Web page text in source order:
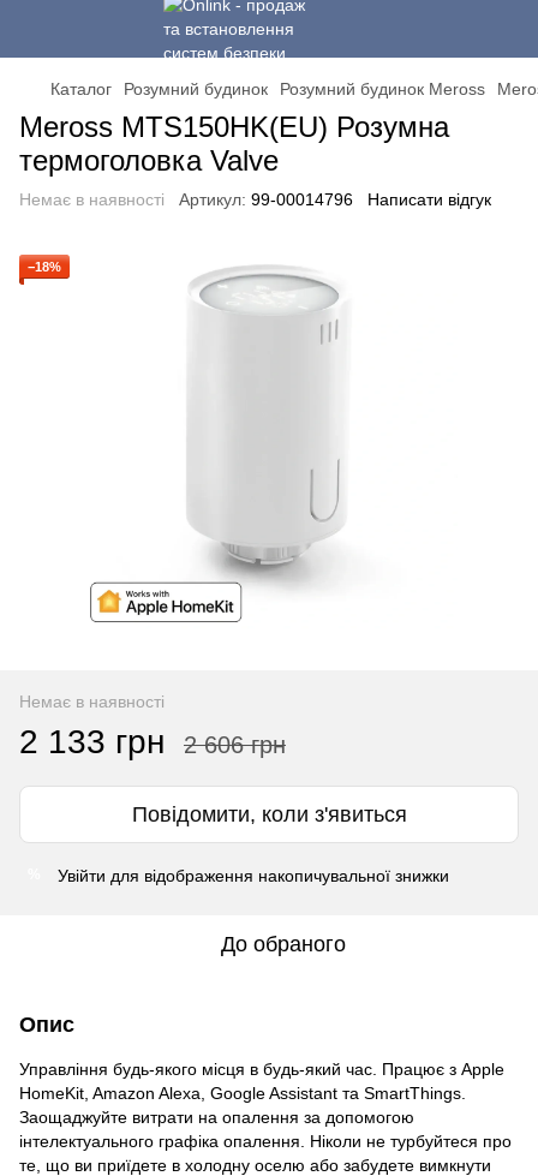
Каталог Розумний будинок Розумний будинок Meross
Meross MTS150HK(EU) Розумна
термоголовка Valve
Немає в наявності Артикул: 99-00014796 Написати відгук
−18%
Немає в наявності
2 133 грн 2 606 грн
Повідомити, коли з'явиться
Увійти для відображення накопичувальної знижки
До обраного
Опис
Управління будь-якого місця в будь-який час. Працює з Apple
HomeKit, Amazon Alexa, Google Assistant та SmartThings.
Заощаджуйте витрати на опалення за допомогою
інтелектуального графіка опалення. Ніколи не турбуйтеся про
те, що ви приїдете в холодну оселю або забудете вимкнути